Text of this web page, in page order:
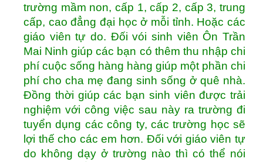
trường mầm non, cấp 1, cấp 2, cấp 3, trung
cấp, cao đẳng đại học ở mỗi tỉnh. Hoặc các
giáo viên tự do. Đối vói sinh viên Ôn Trần
Mai Ninh giúp các bạn có thêm thu nhập chi
phí cuộc sống hàng hàng giúp một phần chi
phí cho cha mẹ đang sinh sống ở quê nhà.
Đồng thời giúp các bạn sinh viên được trải
nghiệm với công việc sau này ra trường đi
tuyển dụng các công ty, các trường học sẽ
lợi thế cho các em hơn. Đối với giáo viên tự
do không dạy ở trường nào thì có thể nói